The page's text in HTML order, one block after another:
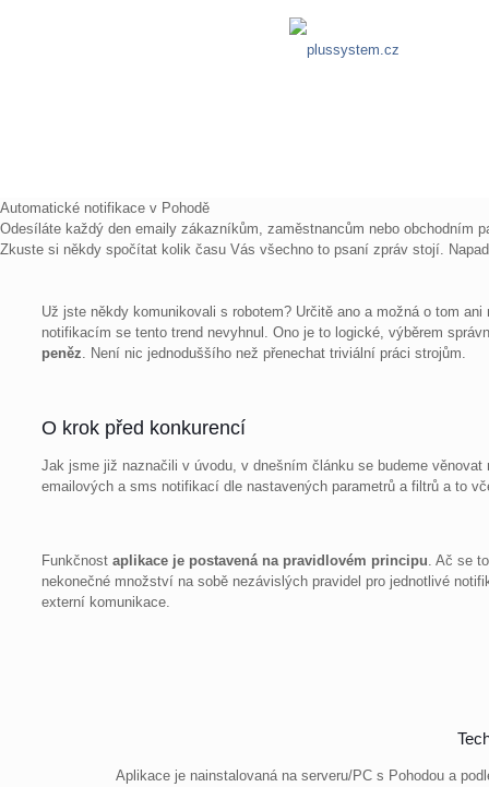
Automatické notifikace v Pohodě
Odesíláte každý den emaily zákazníkům, zaměstnancům nebo obchodním
Zkuste si někdy spočítat kolik času Vás všechno to psaní zpráv stojí.
Už jste někdy komunikovali s robotem? Určitě ano a možná o tom
notifikacím se tento trend nevyhnul. Ono je to logické, výběrem
peněz. Není nic jednoduššího než přenechat triviální práci strojům.
O krok před konkurencí
Jak jsme již naznačili v úvodu, v dnešním článku se budeme
emailových a sms notifikací dle nastavených parametrů a filtrů a to
Funkčnostaplikace je postavená na pravidlovém principu. Ač se
nekonečné množství na sobě nezávislých pravidel pro jednotlivé
externí komunikace.
Aplikace je nainstalovaná na serveru/PC s Pohodou a